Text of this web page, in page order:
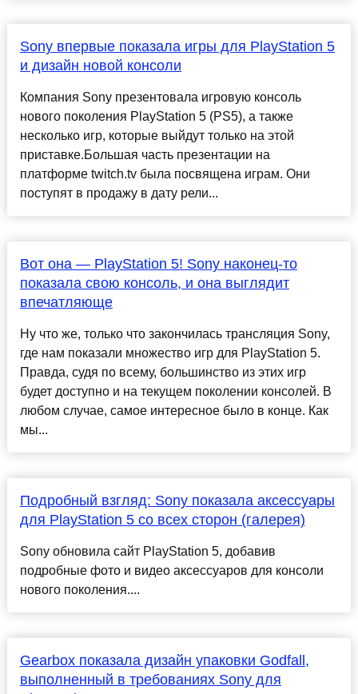
Sony впервые показала игры для PlayStation 5
и дизайн новой консоли
Компания Sony презентовала игровую консоль
нового поколения PlayStation 5 (PS5), а также
несколько игр, которые выйдут только на этой
приставке.Большая часть презентации на
платформе twitch.tv была посвящена играм. Они
поступят в продажу в дату рели...
Вот она — PlayStation 5! Sony наконец-то
показала свою консоль, и она выглядит
впечатляюще
Ну что же, только что закончилась трансляция Sony,
где нам показали множество игр для PlayStation 5.
Правда, судя по всему, большинство из этих игр
будет доступно и на текущем поколении консолей. В
любом случае, самое интересное было в конце. Как
мы...
Подробный взгляд: Sony показала аксессуары
для PlayStation 5 со всех сторон (галерея)
Sony обновила сайт PlayStation 5, добавив
подробные фото и видео аксессуаров для консоли
нового поколения....
Gearbox показала дизайн упаковки Godfall,
выполненный в требованиях Sony для